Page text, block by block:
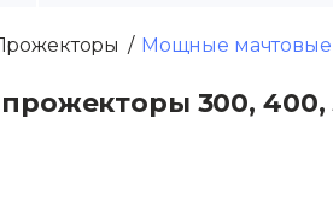
Мощные
300, 400,